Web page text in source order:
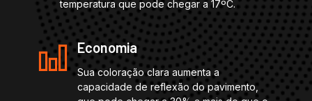
temperatura que pode chegar a 17ºC.
Economia
Sua coloração clara aumenta a
capacidade de reflexão do pavimento,